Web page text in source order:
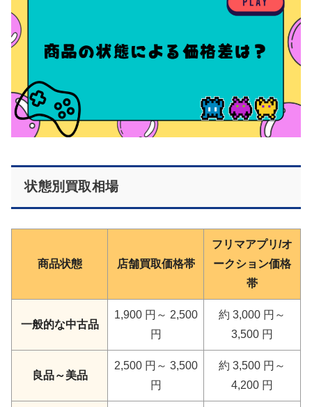
状態別買取相場
商品状態 店舗買取価格帯
フリマアプリ/オ
ークション価格
帯
一般的な中古品
1,900 円～ 2,500
円
約 3,000 円～
3,500 円
良品～美品
2,500 円～ 3,500
円
約 3,500 円～
4,200 円